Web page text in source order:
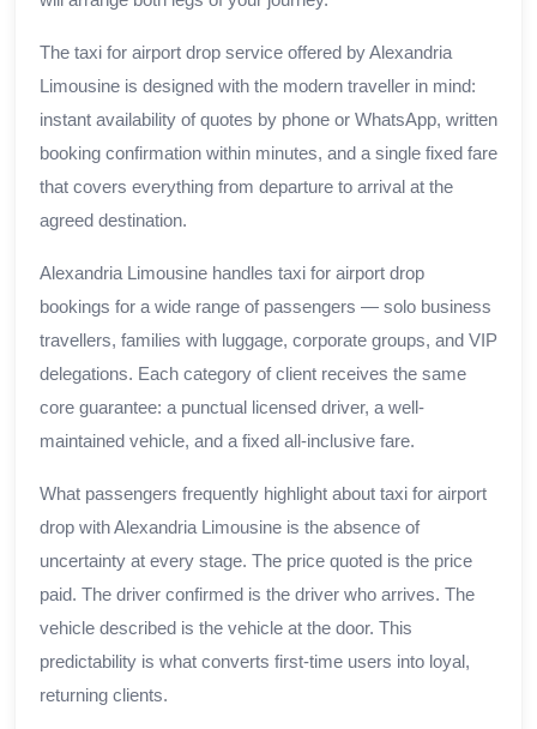
The taxi for airport drop service offered by Alexandria
Limousine is designed with the modern traveller in mind:
instant availability of quotes by phone or WhatsApp, written
booking confirmation within minutes, and a single fixed fare
that covers everything from departure to arrival at the
agreed destination.
Alexandria Limousine handles taxi for airport drop
bookings for a wide range of passengers — solo business
travellers, families with luggage, corporate groups, and VIP
delegations. Each category of client receives the same
core guarantee: a punctual licensed driver, a well-
maintained vehicle, and a fixed all-inclusive fare.
What passengers frequently highlight about taxi for airport
drop with Alexandria Limousine is the absence of
uncertainty at every stage. The price quoted is the price
paid. The driver confirmed is the driver who arrives. The
vehicle described is the vehicle at the door. This
predictability is what converts first-time users into loyal,
returning clients.